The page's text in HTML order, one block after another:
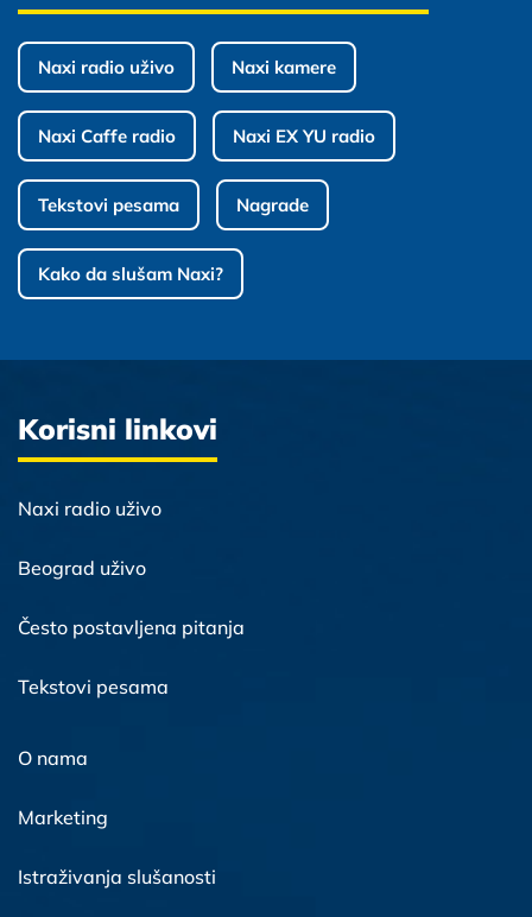
Naxi radio uživo Naxi kamere
Naxi Caffe radio Naxi EX YU radio
Tekstovi pesama Nagrade
Kako da slušam Naxi?
Korisni linkovi
Naxi radio uživo
Beograd uživo
Često postavljena pitanja
Tekstovi pesama
O nama
Marketing
Istraživanja slušanosti